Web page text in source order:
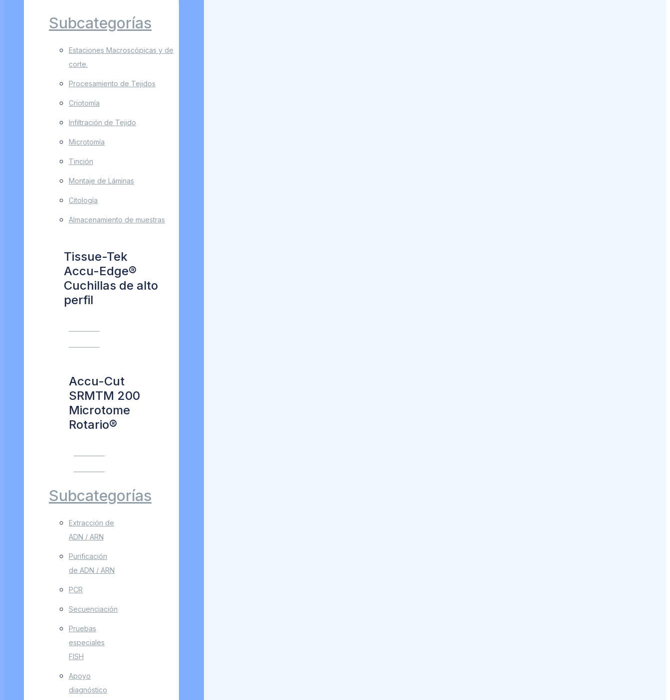
Subcategorías
Estaciones Macroscópicas y de
corte.
Procesamiento de Tejidos
Criotomía
Infiltración de Tejido
Microtomía
Tinción
Montaje de Láminas
Citología
Almacenamiento de muestras
Tissue-Tek
Accu-Edge®
Cuchillas de alto
perfil
Accu-Cut
SRMTM 200
Microtome
Rotario®
Subcategorías
Extracción de
ADN / ARN
Purificación
de ADN / ARN
PCR
Secuenciación
Pruebas
especiales
FISH
Apoyo
diagnóstico